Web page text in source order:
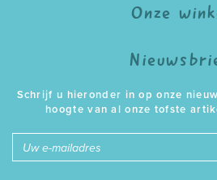
Onze
Schrijf u hieronder in op onze
hoogte van al onze tofste